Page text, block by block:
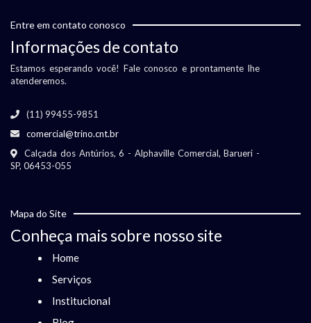
Entre em contato conosco
Informações de contato
Estamos esperando você! Fale conosco e prontamente lhe
atenderemos.
(11) 99455-9851
comercial@trino.cnt.br
Calçada dos Antúrios, 6 - Alphaville Comercial, Barueri -
SP, 06453-055
Mapa do Site
Conheça mais sobre nosso site
Home
Serviços
Institucional